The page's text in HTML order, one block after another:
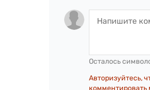
Осталось
Авторизуйтесь,
комментировать